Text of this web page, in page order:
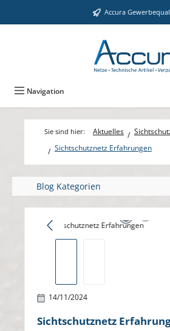
Zum Hauptinhalt springen Accura
Navigation
Aktuelles
Sichtschutznetz Erfahrungen
Blog Kategorien
Bildergalerie überspringen
14/11/2024
Sichtschutznetz